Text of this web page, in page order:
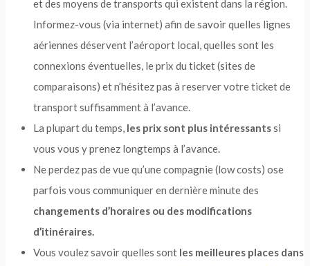
et des moyens de transports qui existent dans la région.
Informez-vous (via internet) afin de savoir quelles lignes
aériennes déservent l’aéroport local, quelles sont les
connexions éventuelles, le prix du ticket (sites de
comparaisons) et n’hésitez pas à reserver votre ticket de
transport suffisamment à l’avance.
La plupart du temps, les prix sont plus intéressantssi
vous vous y prenez longtemps à l’avance.
Ne perdez pas de vue qu’une compagnie (low costs) ose
parfois vous communiquer en dernière minute des
changements d’horaires ou des modifications
d’itinéraires.
Vous voulez savoir quelles sont les meilleures places dans